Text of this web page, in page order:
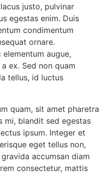
justo, pulvinar
egestas enim. Duis
condimentum
ornare.
augue,
ex. Sed non quam
tellus, id luctus
quam, sit amet pharetra
mi, blandit sed egestas
ipsum. Integer et
eget tellus non,
accumsan diam
consectetur, mattis